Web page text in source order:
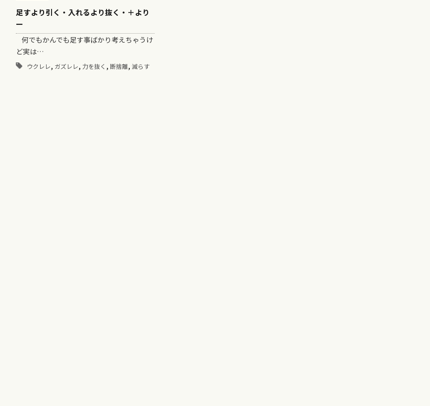
足すより引く・入れるより抜く・＋より
ー
何でもかんでも足す事ばかり考えちゃうけ
ど実は…
ウクレレ, ガズレレ, 力を抜く , 断捨離, 減らす